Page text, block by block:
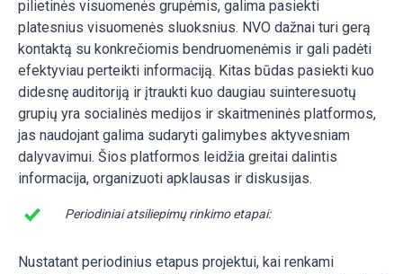
pilietinės visuomenės grupėmis, galima pasiekti
platesnius visuomenės sluoksnius. NVO dažnai turi gerą
kontaktą su konkrečiomis bendruomenėmis ir gali padėti
efektyviau perteikti informaciją. Kitas būdas pasiekti kuo
didesnę auditoriją ir įtraukti kuo daugiau suinteresuotų
grupių yra socialinės medijos ir skaitmeninės platformos,
jas naudojant galima sudaryti galimybes aktyvesniam
dalyvavimui. Šios platformos leidžia greitai dalintis
informacija, organizuoti apklausas ir diskusijas.
Periodiniai atsiliepimų rinkimo etapai:
Nustatant periodinius etapus projektui, kai renkami